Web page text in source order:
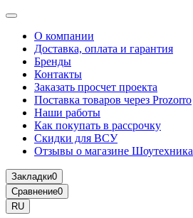
О компании
Доставка, оплата и гарантия
Бренды
Контакты
Заказать просчет проекта
Поставка товаров через Prozorro
Наши работы
Как покупать в рассрочку
Скидки для ВСУ
Отзывы о магазине Шоутехника
Закладки0
Сравнение0
RU